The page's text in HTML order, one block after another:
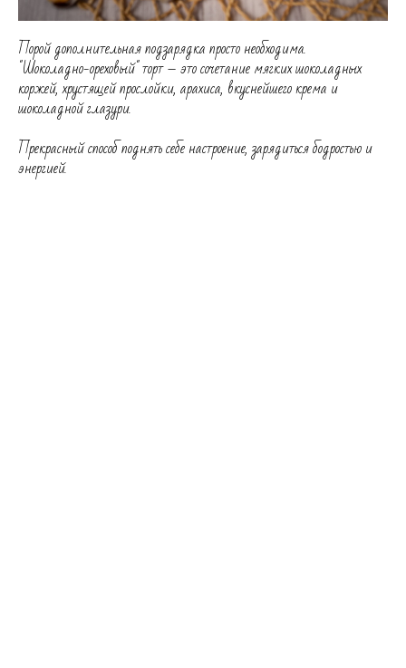
Порой дополнительная подзарядка просто необходима.
"Шоколадно-ореховый" торт – это сочетание мягких шоколадных
коржей, хрустящей прослойки, арахиса, вкуснейшего крема и
шоколадной глазури.
Прекрасный способ поднять себе настроение, зарядиться бодростью и
энергией.